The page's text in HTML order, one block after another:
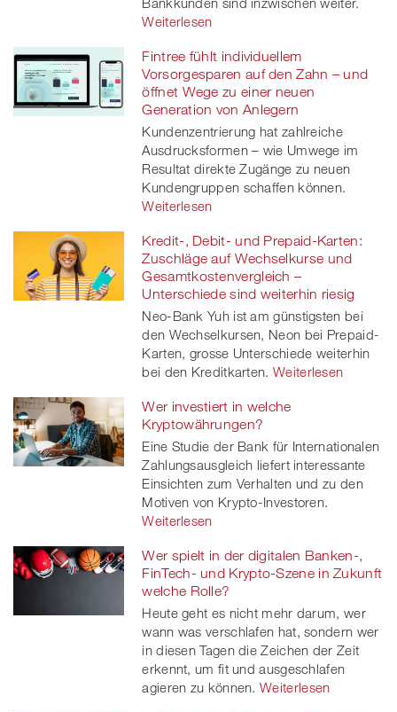
Weiterlesen
Fintree fühlt individuellem
Vorsorgesparen auf den Zahn – und
öffnet Wege zu einer neuen
Generation von Anlegern
Kundenzentrierung hat zahlreiche
Ausdrucksformen – wie Umwege im
Resultat direkte Zugänge zu neuen
Kundengruppen schaffen können.
Weiterlesen
Kredit-, Debit- und Prepaid-Karten:
Zuschläge auf Wechselkurse und
Gesamtkostenvergleich –
Unterschiede sind weiterhin riesig
Neo-Bank Yuh ist am günstigsten bei
den Wechselkursen, Neon bei Prepaid-
Karten, grosse Unterschiede weiterhin
bei den Kreditkarten. Weiterlesen
Wer investiert in welche
Kryptowährungen?
Eine Studie der Bank für Internationalen
Zahlungsausgleich liefert interessante
Einsichten zum Verhalten und zu den
Motiven von Krypto-Investoren.
Weiterlesen
Wer spielt in der digitalen Banken-,
FinTech- und Krypto-Szene in Zukunft
welche Rolle?
Heute geht es nicht mehr darum, wer
wann was verschlafen hat, sondern wer
in diesen Tagen die Zeichen der Zeit
erkennt, um fit und ausgeschlafen
agieren zu können. Weiterlesen